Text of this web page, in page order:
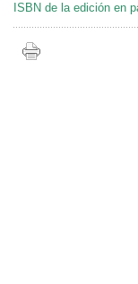
ISBN de la edición en